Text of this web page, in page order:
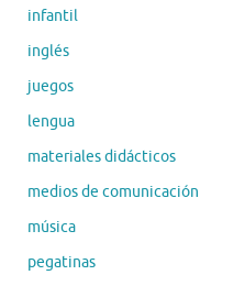
infantil
inglés
juegos
lengua
materiales didácticos
medios de comunicación
música
pegatinas